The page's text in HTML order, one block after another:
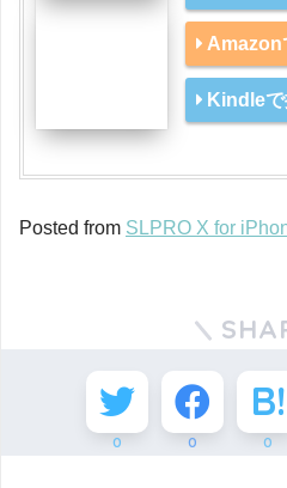
Amazon
Kindle
Posted from SLPRO X for
0 0 0